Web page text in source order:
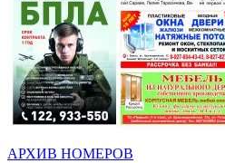
АРХИВ НОМЕРОВ